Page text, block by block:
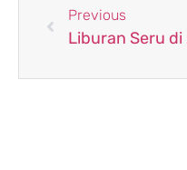
Previous